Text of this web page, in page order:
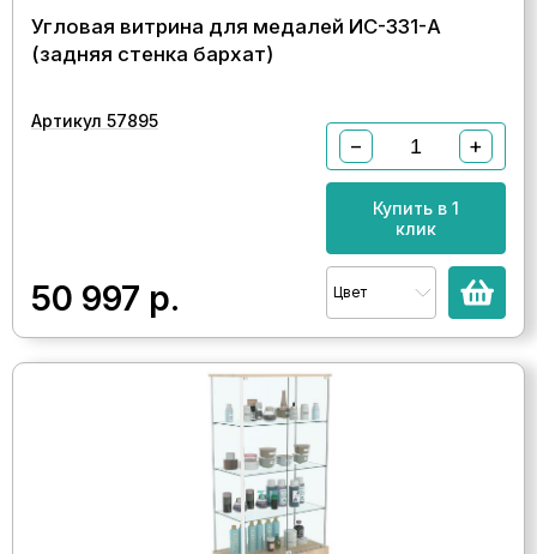
Угловая витрина для медалей ИС-331-А
(задняя стенка бархат)
Артикул 57895
50 997 р.
− +
Купить в 1
клик
Цвет